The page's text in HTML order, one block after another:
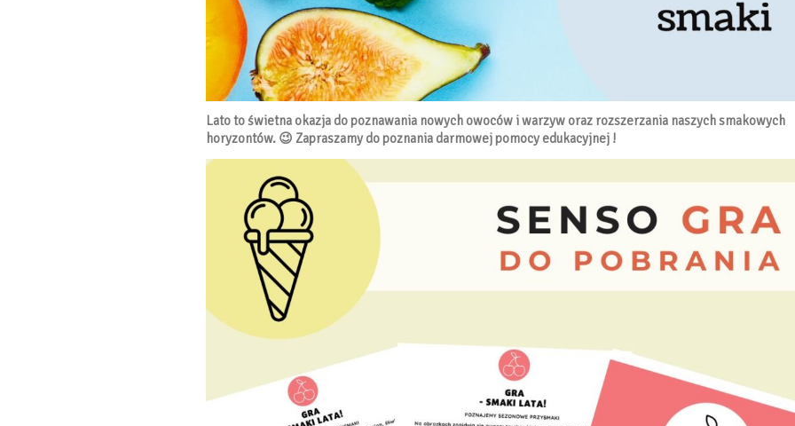
Lato to świetna okazja do poznawania nowych owoców i warzyw oraz rozszerzania naszych smakowych
horyzontów. 😉 Zapraszamy do poznania darmowej pomocy edukacyjnej !